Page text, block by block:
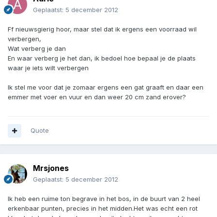
Geplaatst: 5 december 2012
Ff nieuwsgierig hoor, maar stel dat ik ergens een voorraad wil
verbergen,
Wat verberg je dan
En waar verberg je het dan, ik bedoel hoe bepaal je de plaats
waar je iets wilt verbergen
Ik stel me voor dat je zomaar ergens een gat graaft en daar een
emmer met voer en vuur en dan weer 20 cm zand erover?
Quote
Mrsjones
Geplaatst: 5 december 2012
Ik heb een ruime ton begrave in het bos, in de buurt van 2 heel
erkenbaar punten, precies in het midden.Het was echt een rot